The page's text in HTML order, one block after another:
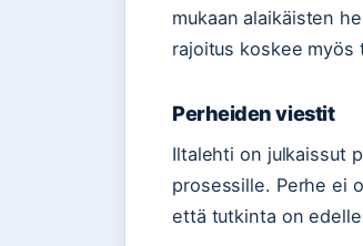
mukaan alaikäisten
rajoitus koskee myös
Perheiden viestit
Iltalehti on julkaissut
prosessille. Perhe ei
että tutkinta on